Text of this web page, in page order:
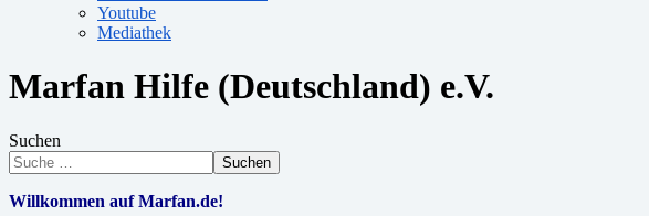
Youtube
Mediathek
Marfan Hilfe (Deutschland) e.V.
Suchen
Suchen
Willkommen auf Marfan.de!